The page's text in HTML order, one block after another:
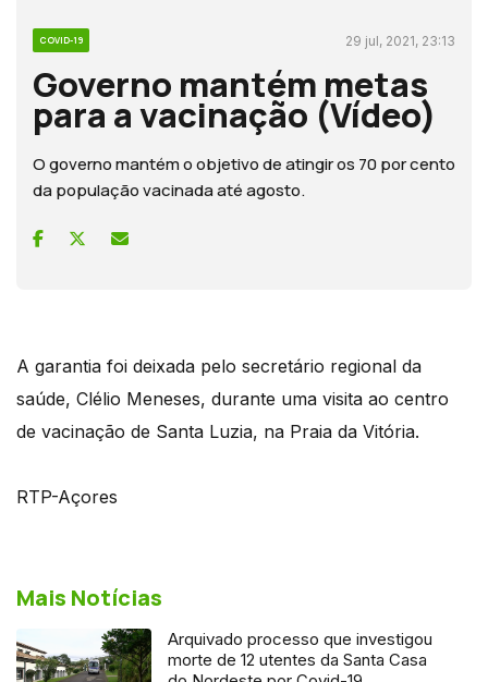
COVID-19 29 jul, 2021, 23:13
Governo mantém metas
para a vacinação (Vídeo)
O governo mantém o objetivo de atingir os 70 por cento
da população vacinada até agosto.
A garantia foi deixada pelo secretário regional da
saúde, Clélio Meneses, durante uma visita ao centro
de vacinação de Santa Luzia, na Praia da Vitória.
RTP-Açores
Mais Notícias
Arquivado processo que investigou
morte de 12 utentes da Santa Casa